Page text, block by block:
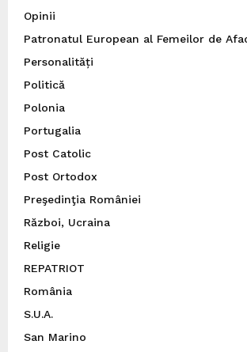
Opinii
Patronatul European al Femeilor de
Personalități
Politică
Polonia
Portugalia
Post Catolic
Post Ortodox
Preşedinţia României
Război, Ucraina
Religie
REPATRIOT
România
S.U.A.
San Marino